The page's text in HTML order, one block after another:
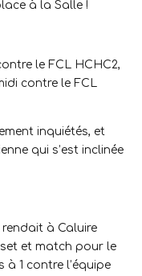
à la Salle !
le FCL HCHC2,
contre le FCL
inquiétés, et
qui s’est inclinée
rendait à Caluire
et match pour le
à 1 contre l’équipe